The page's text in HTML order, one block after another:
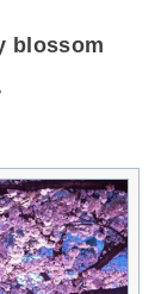
blossom